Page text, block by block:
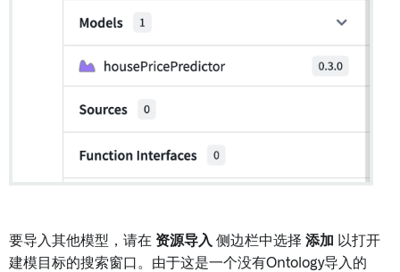
要导入其他模型，请在 资源导入 侧边栏中选择 添加 以打开
建模目标的搜索窗口。由于这是一个没有Ontology导入的